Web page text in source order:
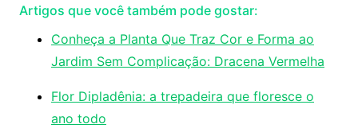
Artigos que você também pode gostar:
Conheça a Planta Que Traz Cor e Forma ao
Jardim Sem Complicação: Dracena Vermelha
Flor Dipladênia: a trepadeira que floresce o
ano todo